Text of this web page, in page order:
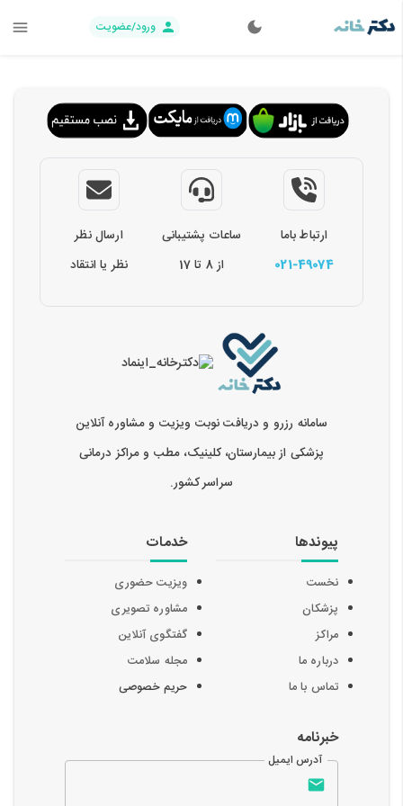
ورود/عضویت
ارتباط باما
021-49074
ساعات پشتیبانی
از 8 تا 17
ارسال نظر
نظر یا انتقاد
سامانه رزرو و دریافت نوبت ویزیت و مشاوره آنلاین
پزشکی از بیمارستان، کلینیک، مطب و مراکز درمانی
سراسر کشور.
پیوندها
نخست
پزشکان
مراکز
درباره ما
تماس با ما
خدمات
ویزیت حضوری
مشاوره تصویری
گفتگوی آنلاین
مجله سلامت
حریم خصوصی
خبرنامه
آدرس ایمیل